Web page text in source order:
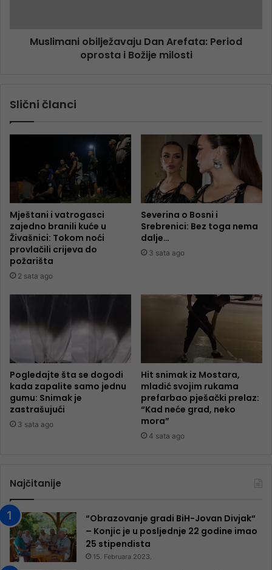
Muslimani obilježavaju Dan Arefata: Period
oprosta i Božije milosti
Slični članci
Mještani i vatrogasci
zajedno branili kuće u
Živašnici: Tokom noći
provlačili crijeva do
požarišta
2 sata ago
Severina o Bosni i
Srebrenici: Bez toga nema
dalje…
3 sata ago
Pogledajte šta se dogodi
kada zapalite samo jednu
gumu: Snimak je
zastrašujući
3 sata ago
Hit snimak iz Mostara,
mladić svojim rukama
prefarbao pješački prelaz:
“Kad neće grad, neko
mora”
4 sata ago
Najčitanije
“Obrazovanje gradi BiH-Jovan Divjak“
– Konjic je u posljednje 22 godine imao
25 ​​stipendista
15. Februara 2023.